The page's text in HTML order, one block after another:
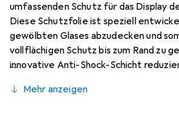
umfassenden Schutz für das Display
Diese Schutzfolie ist speziell
gewölbten Glases abzudecken und
vollflächigen Schutz bis zum Rand zu
innovative Anti-Shock-Schicht
Smartphone auch bei Stössen und
Mehr anzeigen